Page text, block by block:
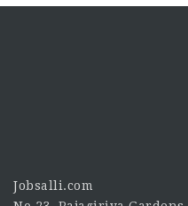
Jobsalli.com